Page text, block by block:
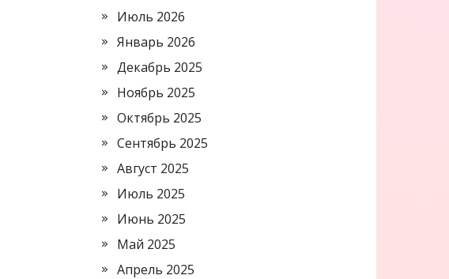
Июль 2026
Январь 2026
Декабрь 2025
Ноябрь 2025
Октябрь 2025
Сентябрь 2025
Август 2025
Июль 2025
Июнь 2025
Май 2025
Апрель 2025